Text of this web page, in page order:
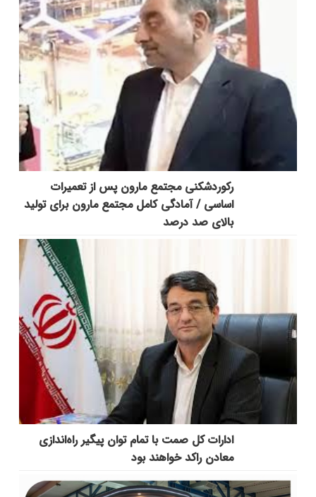
رکوردشکنی مجتمع مارون پس از تعمیرات
اساسی / آمادگی کامل مجتمع مارون برای تولید
بالای صد درصد
ادارات کل صمت با تمام توان پیگیر راه‌اندازی
معادن راکد خواهند بود